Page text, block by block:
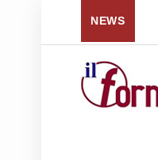
NEWS
Quellidipiazzatrinità